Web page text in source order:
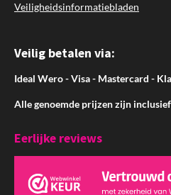
Veiligheidsinformatiebladen
Veilig betalen via:
Ideal Wero - Visa - Mastercard -
Alle genoemde prijzen zijn
Eerlijke reviews